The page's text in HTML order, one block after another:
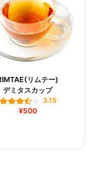
リムテー)
デミタスカップ
3.15
¥500